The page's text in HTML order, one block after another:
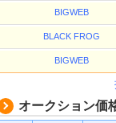
BIGWEB
BLACK FROG
BIGWEB
オークション価